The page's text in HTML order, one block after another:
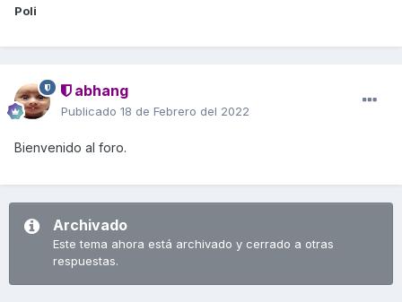
Poli
abhang
Publicado 18 de Febrero del 2022
Bienvenido al foro.
Archivado
Este tema ahora está archivado y cerrado a otras
respuestas.